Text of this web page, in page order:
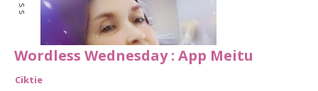
Wordless Wednesday : App Meitu
Ciktie